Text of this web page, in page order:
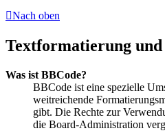
Nach oben
Textformatierung und
Was ist BBCode?
BBCode ist eine spezielle
weitreichende
gibt. Die Rechte zur
die Board-Administration